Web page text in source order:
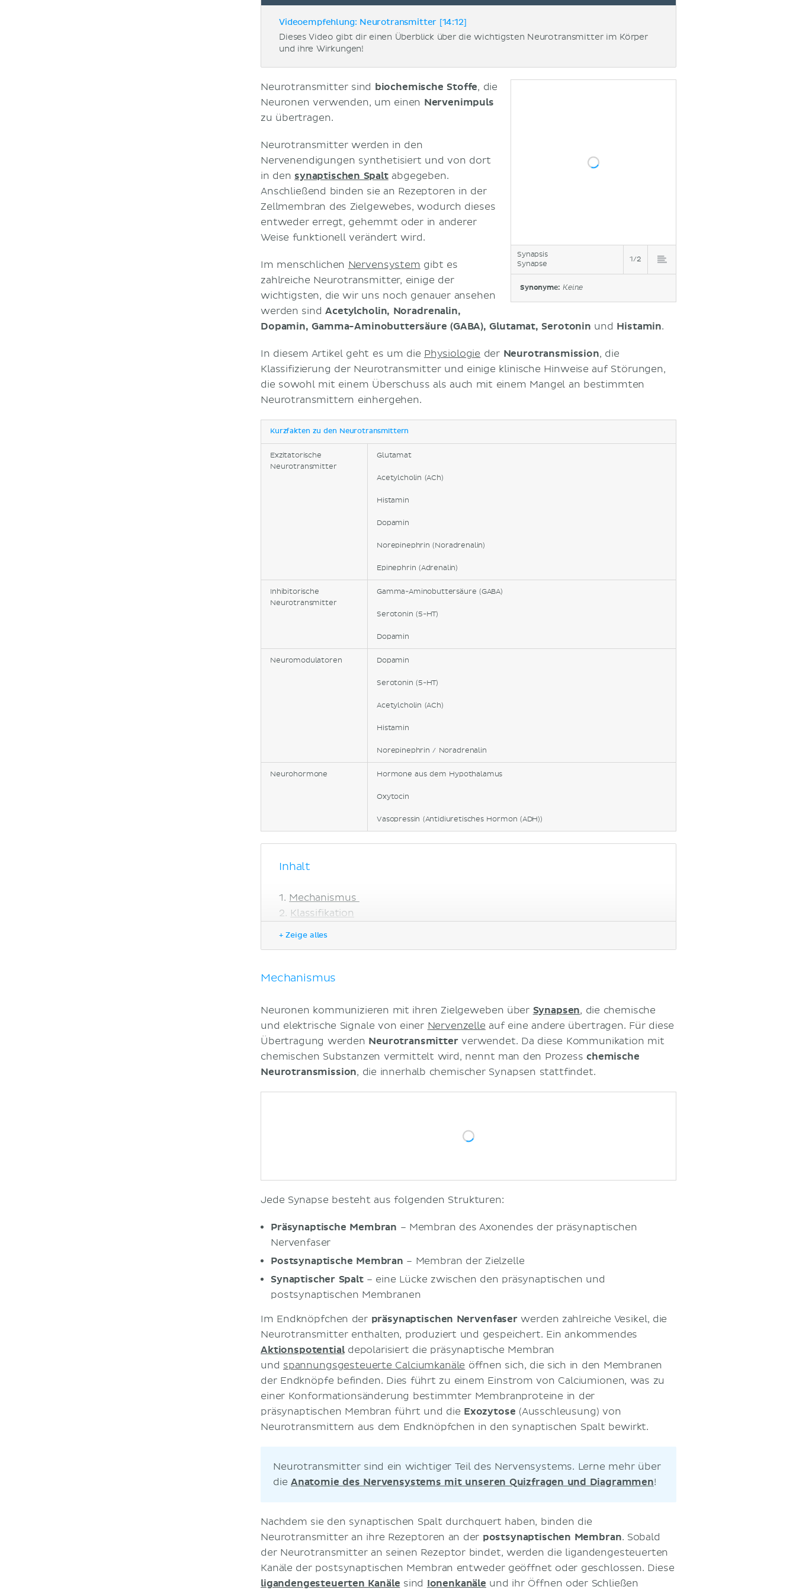
Videoempfehlung: Neurotransmitter [14:12]
Dieses Video gibt dir einen Überblick über die wichtigsten Neurotransmitter im Körper
und ihre Wirkungen!
Synapsis
Synapse
1/2
Synonyme: Keine
Neurotransmitter sind biochemische Stoffe, die
Neuronen verwenden, um einen Nervenimpuls
zu übertragen.
Neurotransmitter werden in den
Nervenendigungen synthetisiert und von dort
in den synaptischen Spaltabgegeben.
Anschließend binden sie an Rezeptoren in der
Zellmembran des Zielgewebes, wodurch dieses
entweder erregt, gehemmt oder in anderer
Weise funktionell verändert wird.
Im menschlichen Nervensystem gibt es
zahlreiche Neurotransmitter, einige der
wichtigsten, die wir uns noch genauer ansehen
werden sindAcetylcholin, Noradrenalin,
Dopamin, Gamma-Aminobuttersäure (GABA), Glutamat, Serotonin und Histamin.
In diesem Artikel geht es um die Physiologie der Neurotransmission, die
Klassifizierung der Neurotransmitter und einige klinische Hinweise auf Störungen,
die sowohl mit einem Überschuss als auch mit einem Mangel an bestimmten
Neurotransmittern einhergehen.
Kurzfakten zu den Neurotransmittern
Exzitatorische
Neurotransmitter
Glutamat
Acetylcholin (ACh)
Histamin
Dopamin
Norepinephrin (Noradrenalin)
Epinephrin (Adrenalin)
Inhibitorische
Neurotransmitter
Gamma-Aminobuttersäure (GABA)
Serotonin (5-HT)
Dopamin
Neuromodulatoren Dopamin
Serotonin (5-HT)
Acetylcholin (ACh)
Histamin
Norepinephrin / Noradrenalin
Neurohormone Hormone aus dem Hypothalamus
Oxytocin
Vasopressin (Antidiuretisches Hormon (ADH))
Inhalt
Mechanismus
Klassifikation
Dopamin
Glutamat
Serotonin
Histamin
Klinik
Alzheimer
+ Zeige alles
Mechanismus
Neuronen kommunizieren mit ihren Zielgeweben über Synapsen, die chemische
und elektrische Signale von einer Nervenzelle auf eine andere übertragen. Für diese
Übertragung werden Neurotransmitterverwendet. Da diese Kommunikation mit
chemischen Substanzen vermittelt wird, nennt man den Prozesschemische
Neurotransmission, die innerhalb chemischer Synapsen stattfindet.
Jede Synapse besteht aus folgenden Strukturen:
Präsynaptische Membran – Membran des Axonendes der präsynaptischen
Nervenfaser
Postsynaptische Membran – Membran der Zielzelle
Synaptischer Spalt– eine Lücke zwischen den präsynaptischen und
postsynaptischen Membranen
Im Endknöpfchen der präsynaptischen Nervenfaserwerden zahlreiche Vesikel, die
Neurotransmitter enthalten, produziert und gespeichert. Ein ankommendes
Aktionspotentialdepolarisiert die präsynaptische Membran
und spannungsgesteuerte Calciumkanäle öffnen sich, die sich in den Membranen
der Endknöpfe befinden. Dies führt zu einem Einstrom von Calciumionen, was zu
einer Konformationsänderung bestimmter Membranproteine in der
präsynaptischen Membran führt und die Exozytose (Ausschleusung) von
Neurotransmittern aus dem Endknöpfchen in den synaptischen Spalt bewirkt.
Neurotransmitter sind ein wichtiger Teil des Nervensystems. Lerne mehr über
die Anatomie des Nervensystems mit unseren Quizfragen und Diagrammen!
Nachdem sie den synaptischen Spalt durchquert haben, binden die
Neurotransmitter an ihre Rezeptoren an der postsynaptischen Membran. Sobald
der Neurotransmitter an seinen Rezeptor bindet, werden die ligandengesteuerten
Kanäle der postsynaptischen Membran entweder geöffnet oder geschlossen. Diese
ligandengesteuerten Kanäle sind Ionenkanäle und ihr Öffnen oder Schließen